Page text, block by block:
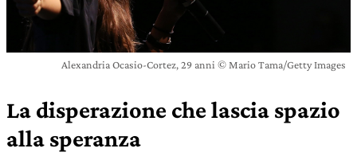
Alexandria Ocasio-Cortez, 29 anni © Mario Tama/Getty Images
La disperazione che lascia spazio
alla speranza